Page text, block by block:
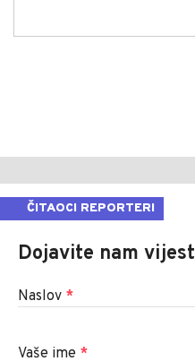
ČITAOCI REPORTERI
Dojavite nam vijest
Naslov *
Vaše ime *